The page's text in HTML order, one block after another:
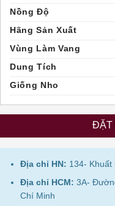
Nồng Độ
Hãng Sản Xuất
Vùng Làm Vang
Dung Tích
Giống Nho
ĐẶT
Địa chỉ HN: 134- Khuất
Địa chỉ HCM: 3A-
Chí Minh